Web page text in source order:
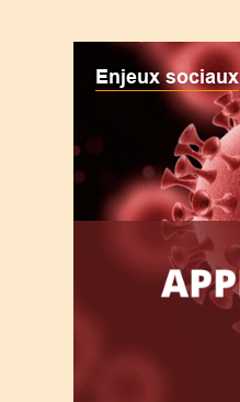
Enjeux sociaux